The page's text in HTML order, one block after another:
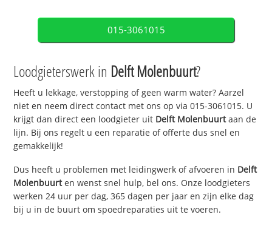
015-3061015
Loodgieterswerk in Delft Molenbuurt?
Heeft u lekkage, verstopping of geen warm water? Aarzel
niet en neem direct contact met ons op via 015-3061015. U
krijgt dan direct een loodgieter uit Delft Molenbuurtaan de
lijn. Bij ons regelt u een reparatie of offerte dus snel en
gemakkelijk!
Dus heeft u problemen met leidingwerk of afvoeren in Delft
Molenbuurten wenst snel hulp, bel ons. Onze loodgieters
werken 24 uur per dag, 365 dagen per jaar en zijn elke dag
bij u in de buurt om spoedreparaties uit te voeren.